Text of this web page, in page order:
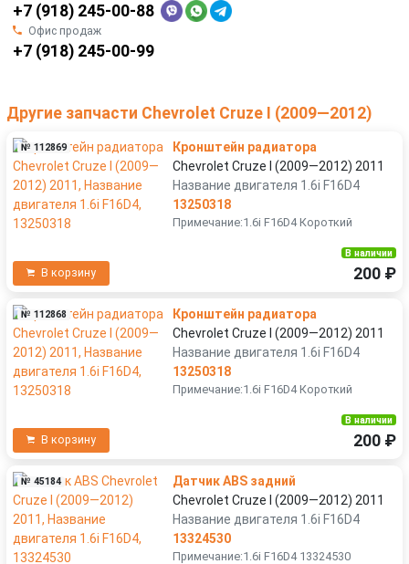
+7 (918) 245-00-88
Офис продаж
+7 (918) 245-00-99
Другие запчасти Chevrolet Cruze I (2009—2012)
№ 112869
Кронштейн радиатора
Chevrolet Cruze I (2009—2012) 2011
Название двигателя 1.6i F16D4
13250318
Примечание:1.6i F16D4 Короткий
В корзину
В наличии
200 ₽
№ 112868
Кронштейн радиатора
Chevrolet Cruze I (2009—2012) 2011
Название двигателя 1.6i F16D4
13250318
Примечание:1.6i F16D4 Короткий
В корзину
В наличии
200 ₽
№ 45184
Датчик ABS задний
Chevrolet Cruze I (2009—2012) 2011
Название двигателя 1.6i F16D4
13324530
Примечание:1.6i F16D4 13324530